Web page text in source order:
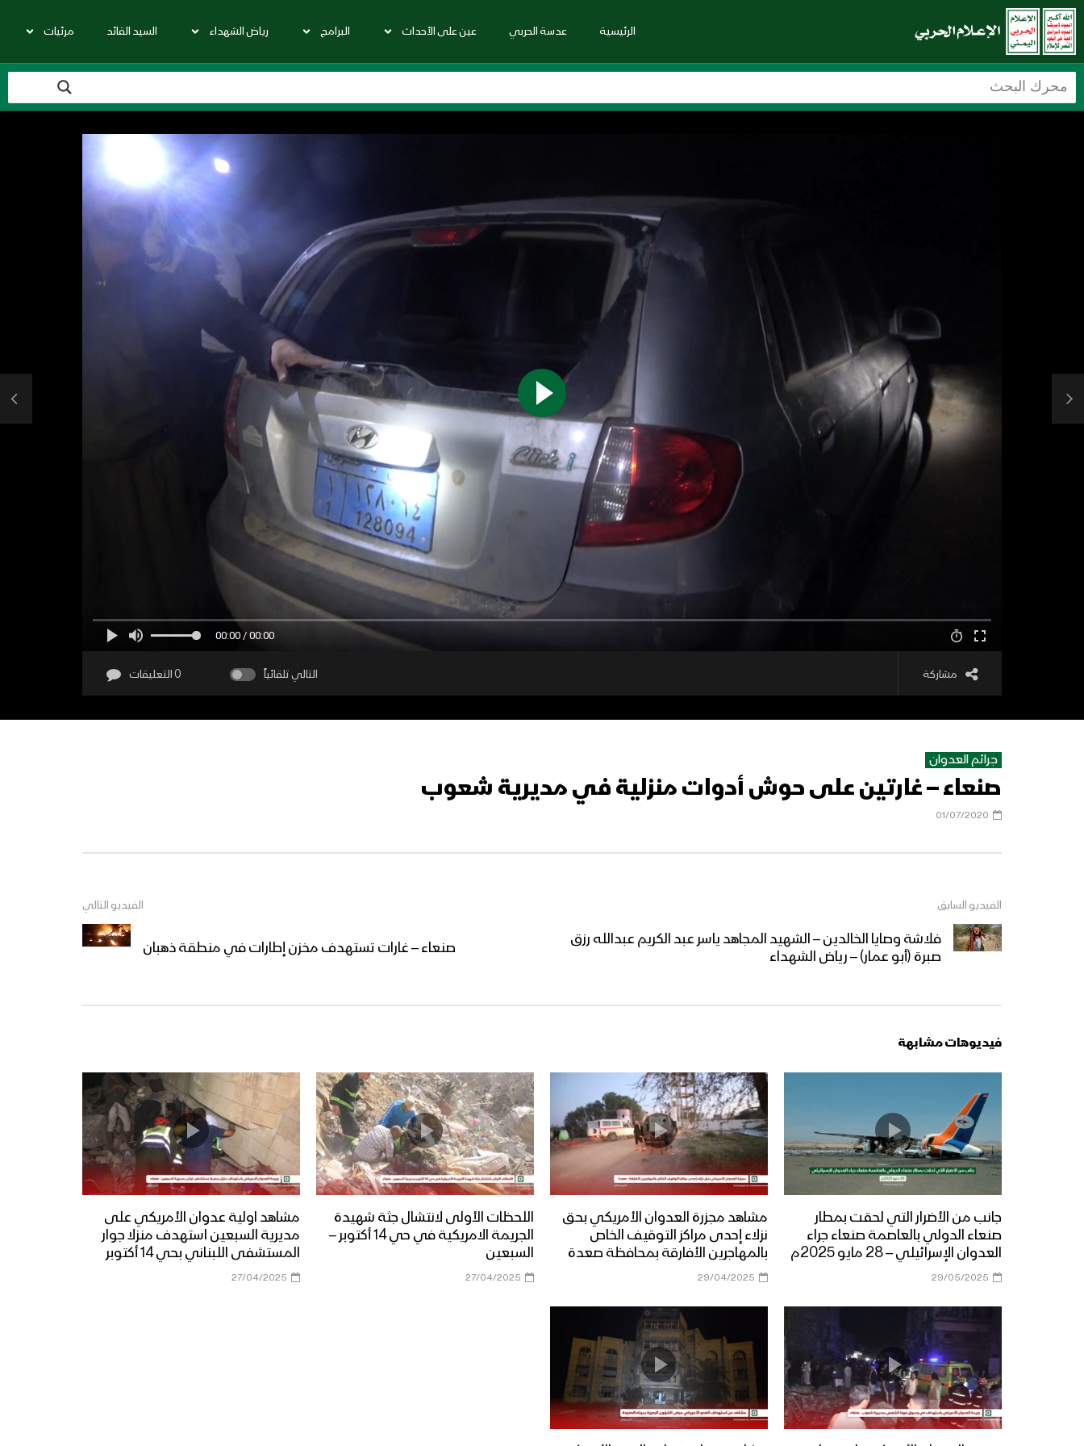
الرئيسية عدسة الحربي عين على الأحداث البرامج رياض الشهداء السيد القائد مرئيات
00:00 / 00:00
مشاركة التالي تلقائياً 0 التعليقات
جرائم العدوان
صنعاء – غارتين على حوش أدوات منزلية في مديرية شعوب
01/07/2020
الفيديو السابق
فلاشة وصايا الخالدين – الشهيد المجاهد ياسر عبد الكريم عبدالله رزق
صبرة (أبو عمار) – رياض الشهداء
الفيديو التالي
صنعاء – غارات تستهدف مخزن إطارات في منطقة ذهبان
فيديوهات مشابهة
جانب من الأضرار التي لحقت بمطار
صنعاء الدولي بالعاصمة صنعاء جراء
العدوان الإسرائيلي – 28 مايو 2025م
29/05/2025
مشاهد مجزرة العدوان الأمريكي بحق
نزلاء إحدى مراكز التوقيف الخاص
بالمهاجرين الأفارقة بمحافظة صعدة
29/04/2025
اللحظات الأولى لانتشال جثة شهيدة
الجريمة الامريكية في حي 14 أكتوبر –
السبعين
27/04/2025
مشاهد اولية عدوان الأمريكي على
مديرية السبعين استهدف منزلا جوار
المستشفى اللبناني بحي 14 أكتوبر
27/04/2025